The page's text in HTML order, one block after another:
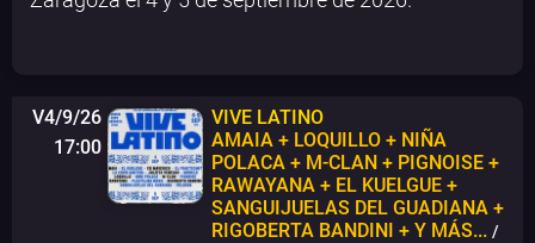
V4/9/26
17:00
VIVE LATINO
AMAIA + LOQUILLO + NIÑA
POLACA + M-CLAN + PIGNOISE +
RAWAYANA + EL KUELGUE +
SANGUIJUELAS DEL GUADIANA +
RIGOBERTA BANDINI + Y MÁS... /